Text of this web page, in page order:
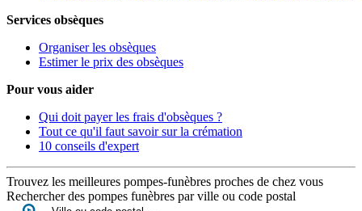
Services obsèques
Organiser les obsèques
Estimer le prix des obsèques
Pour vous aider
Qui doit payer les frais d'obsèques ?
Tout ce qu'il faut savoir sur la crémation
10 conseils d'expert
Trouvez les meilleures pompes-funèbres proches de chez vous
Rechercher des pompes funèbres par ville ou code postal